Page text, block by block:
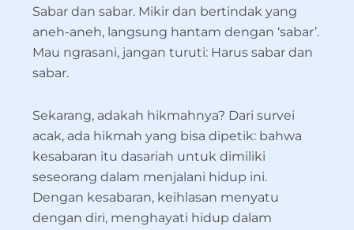
Sabar dan sabar. Mikir dan bertindak yang
aneh-aneh, langsung hantam dengan ‘sabar’.
Mau ngrasani, jangan turuti: Harus sabar dan
sabar.
Sekarang, adakah hikmahnya? Dari survei
acak, ada hikmah yang bisa dipetik: bahwa
kesabaran itu dasariah untuk dimiliki
seseorang dalam menjalani hidup ini.
Dengan kesabaran, keihlasan menyatu
dengan diri, menghayati hidup dalam